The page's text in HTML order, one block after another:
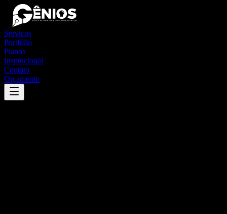
Serviços
Portfólio
Planos
Institucional
Contato
Orçamento